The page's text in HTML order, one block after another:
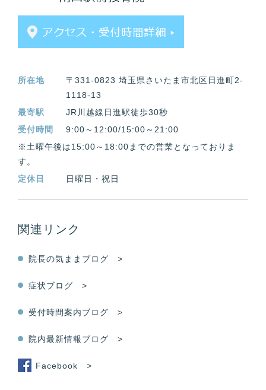
所在地
〒331-0823 埼玉県さいたま市北区日進町2-
1118-13
最寄駅
JR川越線日進駅徒歩30秒
受付時間
9:00～12:00/15:00～21:00
※土曜午後は15:00～18:00までの営業となっておりま
す。
定休日
日曜日・祝日
関連リンク
院長の気ままブログ >
症状ブログ >
受付時間案内ブログ >
院内最新情報ブログ >
Facebook >